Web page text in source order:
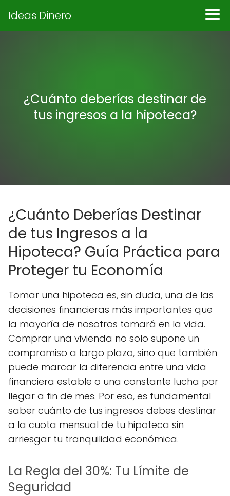
Ideas Dinero
¿Cuánto deberías destinar de
tus ingresos a la hipoteca?
¿Cuánto Deberías Destinar
de tus Ingresos a la
Hipoteca? Guía Práctica para
Proteger tu Economía
Tomar una hipoteca es, sin duda, una de las
decisiones financieras más importantes que
la mayoría de nosotros tomará en la vida.
Comprar una vivienda no solo supone un
compromiso a largo plazo, sino que también
puede marcar la diferencia entre una vida
financiera estable o una constante lucha por
llegar a fin de mes. Por eso, es fundamental
saber cuánto de tus ingresos debes destinar
a la cuota mensual de tu hipoteca sin
arriesgar tu tranquilidad económica.
La Regla del 30%: Tu Límite de
Seguridad